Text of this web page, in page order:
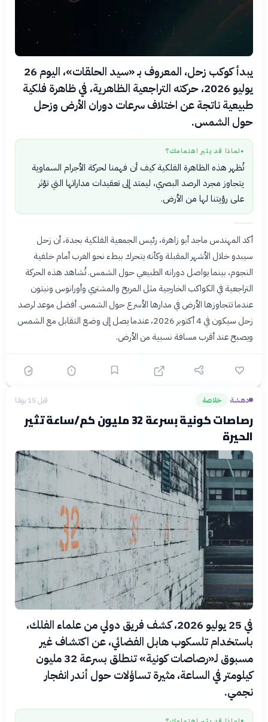
يبدأ كوكب زحل، المعروف بـ «سيد الحلقات»، اليوم 26
يوليو 2026، حركته التراجعية الظاهرية، في ظاهرة فلكية
طبيعية ناتجة عن اختلاف سرعات دوران الأرض وزحل
حول الشمس.
● لماذا قد يثير اهتمامك؟
تُظهر هذه الظاهرة الفلكية كيف أن فهمنا لحركة الأجرام السماوية
يتجاوز مجرد الرصد البصري، ليمتد إلى تعقيدات مداراتها التي تؤثر
على رؤيتنا لها من الأرض.
أكد المهندس ماجد أبو زاهرة، رئيس الجمعية الفلكية بجدة، أن زحل
سيبدو خلال الأشهر المقبلة وكأنه يتحرك ببطء نحو الغرب أمام خلفية
النجوم، بينما يواصل دورانه الطبيعي حول الشمس. تُشاهد هذه الحركة
التراجعية في الكواكب الخارجية مثل المريخ والمشتري وأورانوس ونبتون
عندما تتجاوزها الأرض في مدارها الأسرع حول الشمس. أفضل موعد لرصد
زحل سيكون في 4 أكتوبر 2026، عندما يصل إلى وضع التقابل مع الشمس
ويصبح عند أقرب مسافة نسبية من الأرض.
دهشة› خلاصة قبل 15 يومًا
رصاصات كونية بسرعة 32 مليون كم/ساعة تثير
الحيرة
في 25 يوليو 2026، كشف فريق دولي من علماء الفلك،
باستخدام تلسكوب هابل الفضائي، عن اكتشاف غير
مسبوق لـ«رصاصات كونية» تنطلق بسرعة 32 مليون
كيلومتر في الساعة، مثيرة تساؤلات حول أندر انفجار
نجمي.